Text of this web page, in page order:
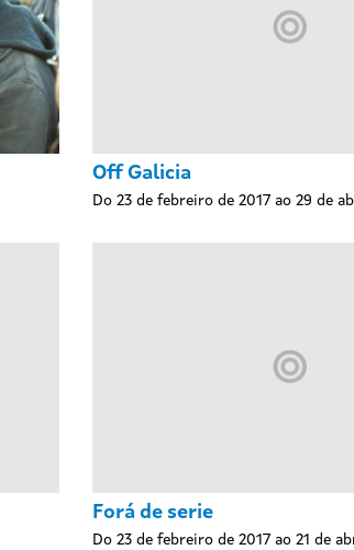
Off Galicia
Do 23 de febreiro de 2017 ao 29 de
Forá de serie
Do 23 de febreiro de 2017 ao 21 de